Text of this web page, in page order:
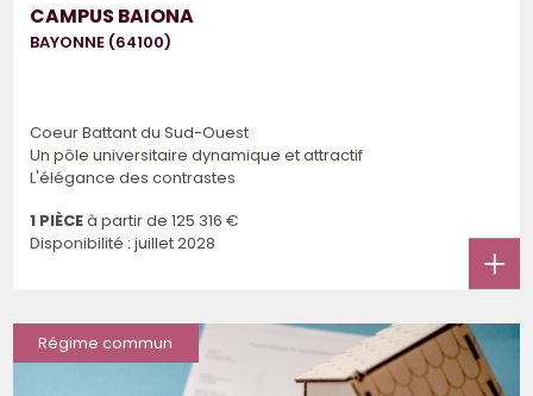
CAMPUS BAIONA
BAYONNE (64100)
Coeur Battant du Sud-Ouest
Un pôle universitaire dynamique et attractif
L'élégance des contrastes
1 PIÈCEà partir de 125 316 €
Disponibilité : juillet 2028
Régime commun